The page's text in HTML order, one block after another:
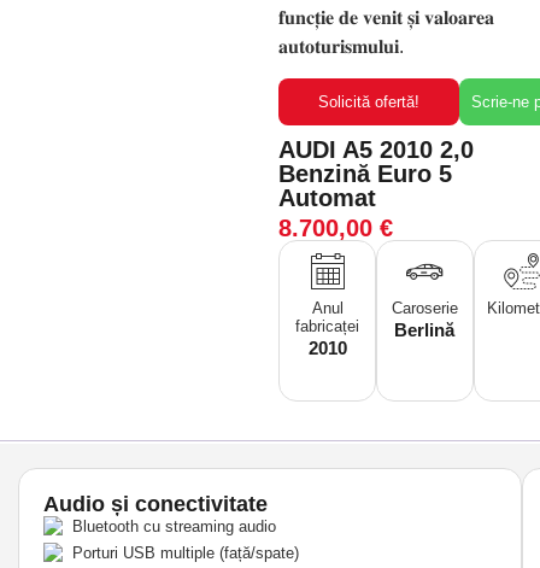
AUDI A5 2010 2,0
Benzină Euro 5
Automat
8.700,00€
𝐟𝐮𝐧𝐜𝐭̦𝐢𝐞 𝐝𝐞 𝐯𝐞𝐧𝐢𝐭 𝐬̦𝐢 𝐯𝐚𝐥𝐨𝐚𝐫𝐞𝐚
𝐚𝐮𝐭𝐨𝐭𝐮𝐫𝐢𝐬𝐦𝐮𝐥𝐮𝐢.
Solicită ofertă! Scrie-ne
Anul
fabricaței
2010
Caroserie
Berlină
Audio și conectivitate
Bluetooth cu streaming audio
Porturi USB multiple (față/spate)